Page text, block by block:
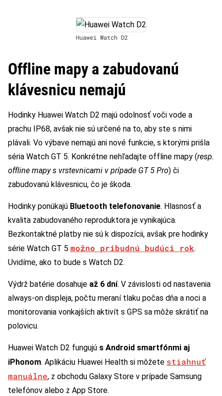
Huawei Watch D2
Offline mapy a zabudovanú
klávesnicu nemajú
Hodinky Huawei Watch D2 majú odolnosť voči vode a
prachu IP68, avšak nie sú určené na to, aby ste s nimi
plávali. Vo výbave nemajú ani nové funkcie, s ktorými prišla
séria Watch GT 5. Konkrétne nehľadajte offline mapy (resp.
offline mapy s vrstevnicami v prípade GT 5 Pro) či
zabudovanú klávesnicu, čo je škoda.
Hodinky ponúkajú Bluetooth telefonovanie. Hlasnosť a
kvalita zabudovaného reproduktora je vynikajúca.
Bezkontaktné platby nie sú k dispozícii, avšak pre hodinky
série Watch GT 5 možno pribudnú budúci rok.
Uvidíme, ako to bude s Watch D2.
Výdrž batérie dosahuje až 6 dní. V závislosti od nastavenia
always-on displeja, počtu meraní tlaku počas dňa a noci a
monitorovania vonkajších aktivít s GPS sa môže skrátiť na
polovicu.
Huawei Watch D2 fungujú s Android smartfónmi aj
iPhonom. Aplikáciu Huawei Health si môžete stiahnuť
manuálne, z obchodu Galaxy Store v prípade Samsung
telefónov alebo z App Store.